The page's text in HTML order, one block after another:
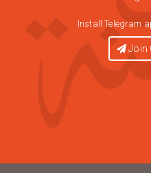
Install Telegram
Join